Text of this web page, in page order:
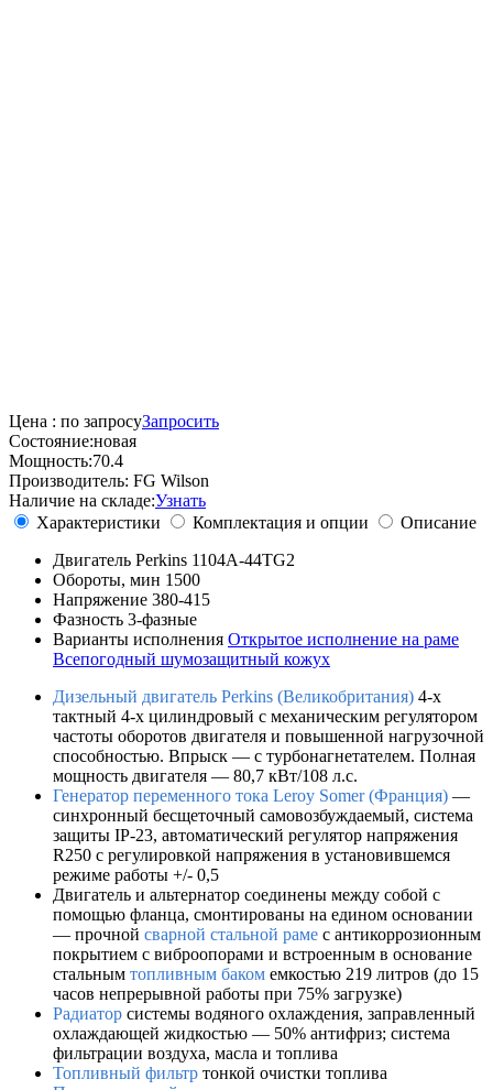
Цена : по запросуЗапросить
Состояние:новая
Мощность:70.4
Производитель: FG Wilson
Наличие на складе:Узнать
Характеристики
Комплектация и опции
Описание
Двигатель Perkins 1104A-44TG2
Обороты, мин 1500
Напряжение 380-415
Фазность 3-фазные
Варианты исполнения Открытое исполнение на раме
Всепогодный шумозащитный кожух
Дизельный двигатель Perkins (Великобритания) 4-х
тактный 4-х цилиндровый с механическим регулятором
частоты оборотов двигателя и повышенной нагрузочной
способностью. Впрыск — c турбонагнетателем. Полная
мощность двигателя — 80,7 кВт/108 л.с.
Генератор переменного тока Leroy Somer (Франция) —
синхронный бесщеточный самовозбуждаемый, система
защиты IP-23, автоматический регулятор напряжения
R250 с регулировкой напряжения в установившемся
режиме работы +/- 0,5
Двигатель и альтернатор соединены между собой с
помощью фланца, смонтированы на едином основании
— прочной сварной стальной раме с антикоррозионным
покрытием с виброопорами и встроенным в основание
стальным топливным баком емкостью 219 литров (до 15
часов непрерывной работы при 75% загрузке)
Радиатор системы водяного охлаждения, заправленный
охлаждающей жидкостью — 50% антифриз; система
фильтрации воздуха, масла и топлива
Топливный фильтр тонкой очистки топлива